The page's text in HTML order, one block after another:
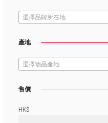
選擇品牌所在地
產地
選擇物品產地
售價
HK$ --